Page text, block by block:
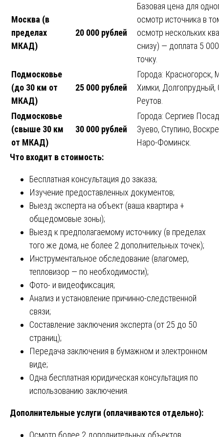
Москва (в
пределах
МКАД)
20 000 рублей
Базовая цена для
осмотр источника в
осмотр нескольких
снизу) — доплата 5
точку.
Подмосковье
(до 30 км от
МКАД)
25 000 рублей
Города:
Химки,
Реутов.
Подмосковье
(свыше 30 км
от МКАД)
30 000 рублей
Города: Сергиев
Зуево, Ступино,
Наро-Фоминск.
Что входит в стоимость:
Бесплатная консультация до заказа;
Изучение предоставленных документов;
Выезд эксперта на объект (ваша квартира +
общедомовые зоны);
Выезд к предполагаемому источнику (в пределах
того же дома, не более 2 дополнительных точек);
Инструментальное обследование (влагомер,
тепловизор — по необходимости);
Фото- и видеофиксация;
Анализ и установление причинно-следственной
связи;
Составление заключения эксперта (от 25 до 50
страниц);
Передача заключения в бумажном и электронном
виде;
Одна бесплатная юридическая консультация по
использованию заключения.
Дополнительные услуги (оплачиваются отдельно):
Осмотр более 2 дополнительных объектов